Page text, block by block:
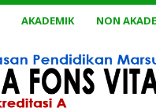
AKADEMIK NON